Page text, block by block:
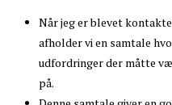
Når jeg er blevet
afholder vi en samtale
udfordringer der måtte
på.